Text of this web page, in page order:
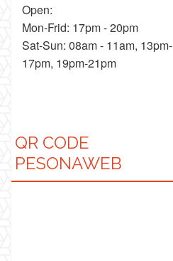
Open:
Mon-Frid: 17pm - 20pm
Sat-Sun: 08am - 11am, 13pm-
17pm, 19pm-21pm
QR CODE
PESONAWEB